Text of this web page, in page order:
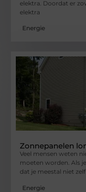
elektra. Doordat er
elektra
Energie
Zonnepanelen
Veel mensen weten
moeten worden. Als
dat je meestal niet
Energie